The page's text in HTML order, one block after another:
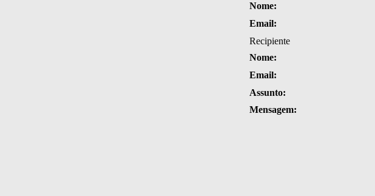
Nome:
Email:
Recipiente
Nome:
Email:
Assunto:
Mensagem: